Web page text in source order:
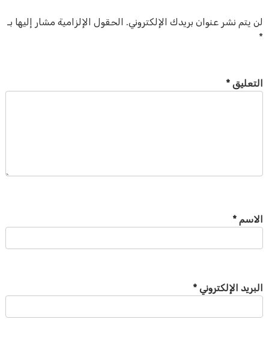
لن يتم نشر عنوان بريدك الإلكتروني.
الحقول الإلزامية مشار إليها بـ
*
التعليق *
الاسم *
البريد الإلكتروني *